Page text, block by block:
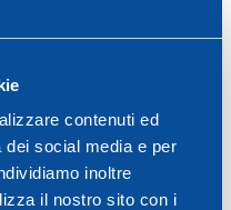
contenuti ed
dei social media e per
inoltre
il nostro sito con i